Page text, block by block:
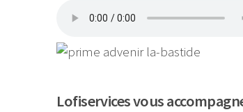
Lofiservices vous